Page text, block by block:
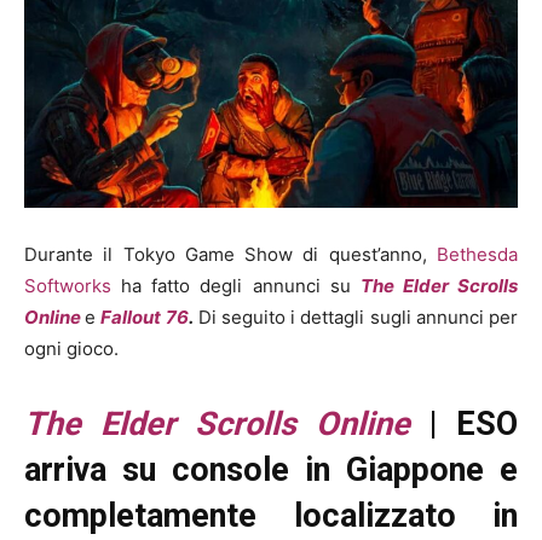
Durante il Tokyo Game Show di quest’anno, Bethesda
Softworks ha fatto degli annunci su The Elder Scrolls
OnlineeFallout 76. Di seguito i dettagli sugli annunci per
ogni gioco.
The Elder Scrolls Online
| ESO
arriva su console in Giappone e
completamente localizzato in